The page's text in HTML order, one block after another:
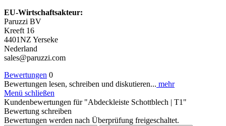
EU-Wirtschaftsakteur:
Paruzzi BV
Kreeft 16
4401NZ Yerseke
Nederland
sales@paruzzi.com
Bewertungen 0
Bewertungen lesen, schreiben und diskutieren... mehr
Menü schließen
Kundenbewertungen für "Abdeckleiste Schottblech | T1"
Bewertung schreiben
Bewertungen werden nach Überprüfung freigeschaltet.